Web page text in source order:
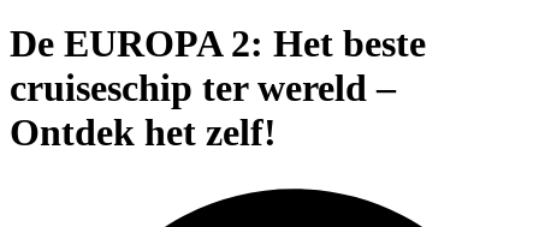
De EUROPA 2: Het beste
cruiseschip ter wereld –
Ontdek het zelf!